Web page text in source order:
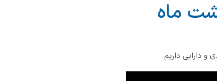
ماه
و دارایی داریم.